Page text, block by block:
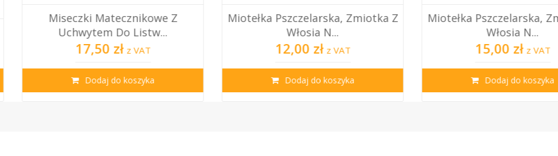
Miseczki Matecznikowe Z
Uchwytem Do Listw...
z VAT
Dodaj do koszyka
Miotełka Pszczelarska, Zmiotka Z
z VAT
Dodaj do koszyka
Miotełka Pszczelarska, Zmiotka Z
z VAT
Dodaj do koszyka